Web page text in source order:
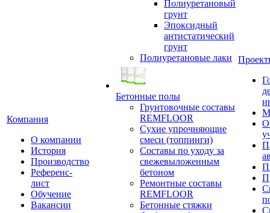
Компания
О компании
История
Производство
Референс-
лист
Обучение
Вакансии
Полиуретановый
грунт
Эпоксидный
антистатический
грунт
Полиуретановые лаки
Бетонные полы
Грунтовочные составы
REMFLOOR
Сухие упрочняющие
смеси (топпинги)
Составы по уходу за
свежевыложенным
бетоном
Ремонтные составы
REMFLOOR
Бетонные стяжки